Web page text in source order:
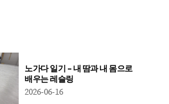
노가다 일기 – 내 땀과 내 몸으로
배우는 레슬링
2026-06-16